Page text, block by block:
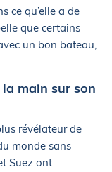
ce qu’elle a de
que certains
un bon bateau,
main sur son
révélateur de
monde sans
Suez ont